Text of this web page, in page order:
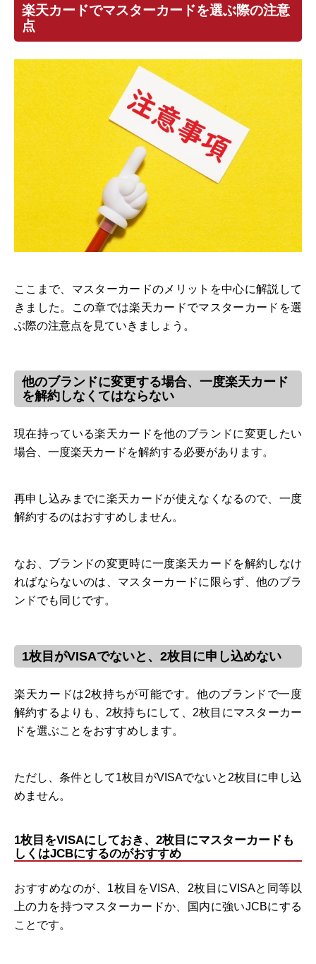
楽天カードでマスターカードを選ぶ際の注意
点
ここまで、マスターカードのメリットを中心に解説して
きました。この章では楽天カードでマスターカードを選
ぶ際の注意点を見ていきましょう。
他のブランドに変更する場合、一度楽天カード
を解約しなくてはならない
現在持っている楽天カードを他のブランドに変更したい
場合、一度楽天カードを解約する必要があります。
再申し込みまでに楽天カードが使えなくなるので、一度
解約するのはおすすめしません。
なお、ブランドの変更時に一度楽天カードを解約しなけ
ればならないのは、マスターカードに限らず、他のブラ
ンドでも同じです。
1枚目がVISAでないと、2枚目に申し込めない
楽天カードは2枚持ちが可能です。他のブランドで一度
解約するよりも、2枚持ちにして、2枚目にマスターカー
ドを選ぶことをおすすめします。
ただし、条件として1枚目がVISAでないと2枚目に申し込
めません。
1枚目をVISAにしておき、2枚目にマスターカードも
しくはJCBにするのがおすすめ
おすすめなのが、1枚目をVISA、2枚目にVISAと同等以
上の力を持つマスターカードか、国内に強いJCBにする
ことです。